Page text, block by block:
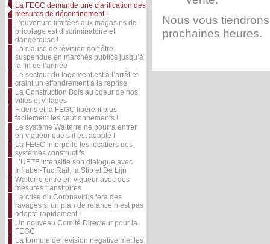
La FEGC demande une clarification des
mesures de déconfinement !
L’ouverture limitées aux magasins de
bricolage est discriminatoire et
dangereuse !
La clause de révision doit être
suspendue en marchés publics jusqu’à
la fin de l’année
Le secteur du logement est à l’arrêt et
craint un effondrement à la reprise
La Construction Bois au coeur de nos
villes et villages
Fideris et la FEGC libèrent plus
facilement les cautionnements !
Le système Walterre ne pourra entrer
en vigueur que s’il est adapté !
La FEGC interpelle les locatiers des
systèmes constructifs
L’UETF intensifie son dialogue avec
Infrabel-Tuc Rail, la Stib et De Lijn
Walterre entre en vigueur avec des
mesures transitoires
La crise du Coronavirus fera des
ravages si un plan de relance n’est pas
adopté rapidement !
Un nouveau Comité Directeur pour la
FEGC
La formule de révision négative met les
Nous vous
prochaines heures.